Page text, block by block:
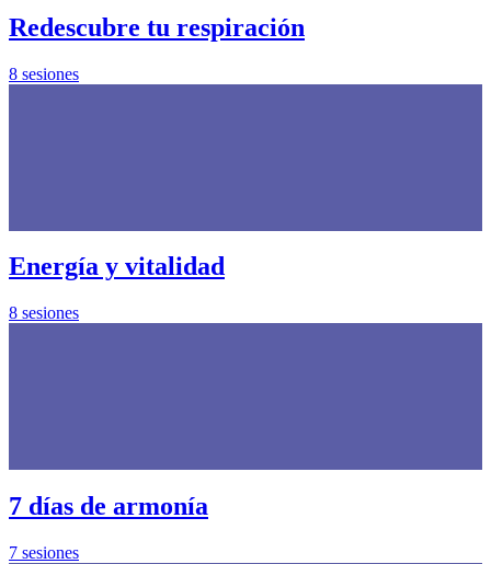
Redescubre tu respiración
8 sesiones
Energía y vitalidad
8 sesiones
7 días de armonía
7 sesiones